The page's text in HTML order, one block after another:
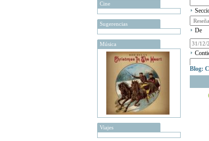
Cine
Sugerencias
Música
Viajes
De
Blog: